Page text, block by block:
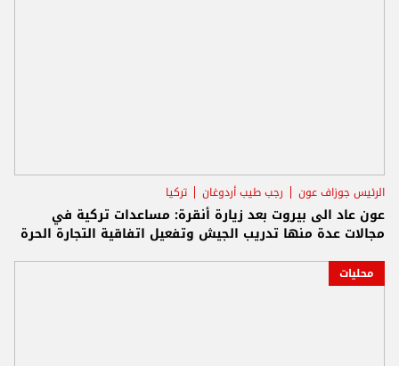
الرئيس جوزاف عون رجب طيب أردوغان تركيا
عون عاد الى بيروت بعد زيارة أنقرة: مساعدات تركية في
مجالات عدة منها تدريب الجيش و⁠تفعيل اتفاقية التجارة الحرة
محليات